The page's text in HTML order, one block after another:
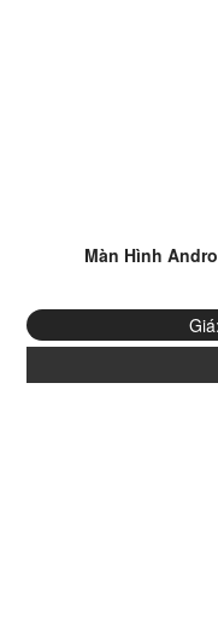
Màn Hình
Giá: